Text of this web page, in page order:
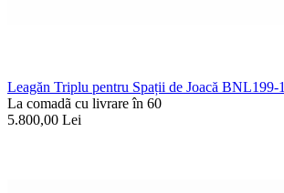
Leagăn Triplu pentru Spații de Joacă BNL199-1
La comadã cu livrare în 60
5.800,00 Lei